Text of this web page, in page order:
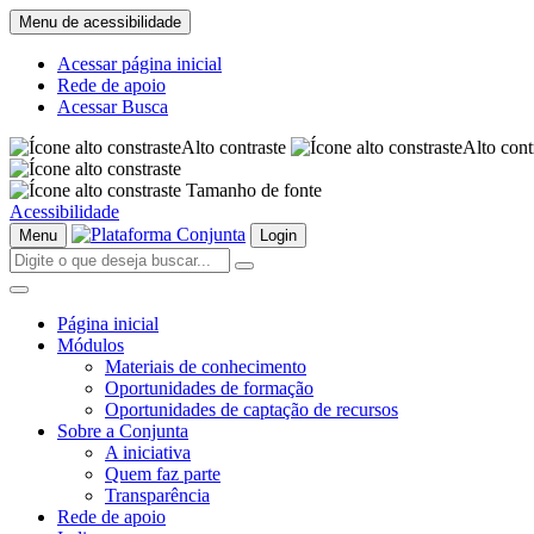
Menu de acessibilidade
Acessar página inicial
Rede de apoio
Acessar Busca
Alto contraste
Alto
Tamanho de fonte
Acessibilidade
Menu Login
Página inicial
Módulos
Materiais de conhecimento
Oportunidades de formação
Oportunidades de captação de recursos
Sobre a Conjunta
A iniciativa
Quem faz parte
Transparência
Rede de apoio